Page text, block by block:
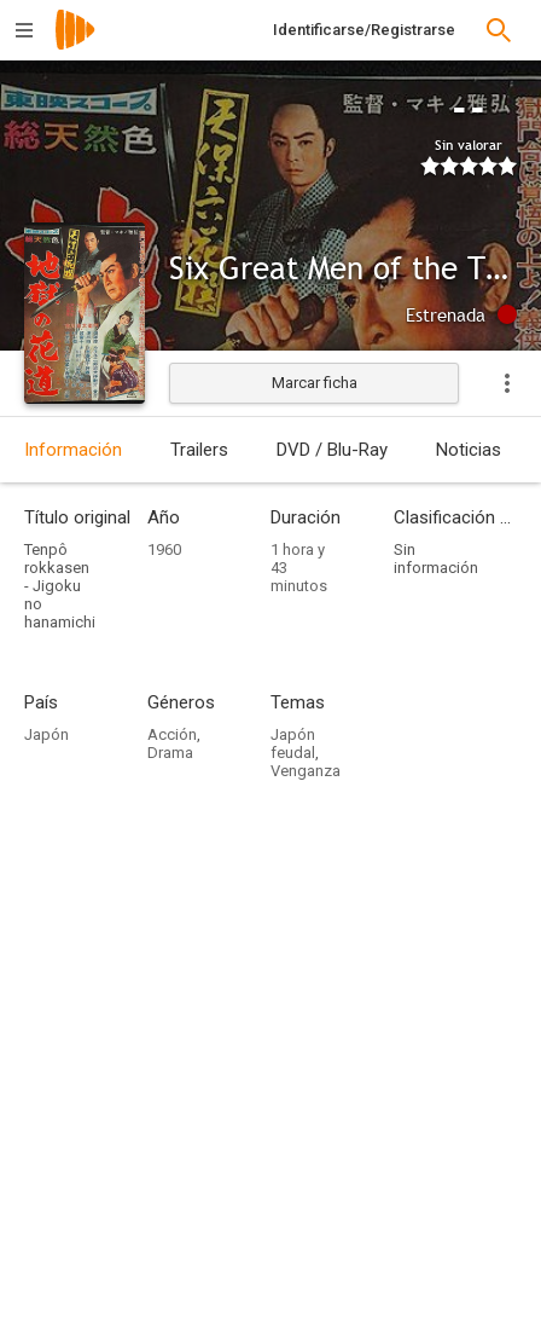
Identificarse/Registrarse
--
Sin valorar
Six Great Men of the Tenpo Period: Pathway to Hell
Estrenada
Marcar ficha
Información Trailers DVD / Blu-Ray Noticias
Título original
Tenpô
rokkasen
- Jigoku
no
hanamichi
Año
1960
Duración
1 hora y
43
minutos
Clasificación por edades
Sin
información
País
Japón
Géneros
Acción,
Drama
Temas
Japón
feudal ,
Venganza